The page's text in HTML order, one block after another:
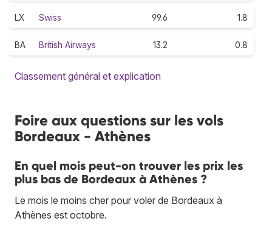
LX Swiss 99.6 1.8
BA British Airways 13.2 0.8
Classement général et explication
Foire aux questions sur les vols
Bordeaux - Athènes
En quel mois peut-on trouver les prix les
plus bas de Bordeaux à Athènes ?
Le mois le moins cher pour voler de Bordeaux à
Athènes est octobre.